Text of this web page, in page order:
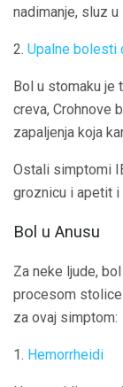
nadimanje, sluz
2. Upalne bolesti
Bol u stomaku
creva, Crohnove
zapaljenja koja
Ostali simptomi
groznicu i apetit
Bol u Anusu
Za neke ljude,
procesom
za ovaj simptom:
1. Hemorrheidi